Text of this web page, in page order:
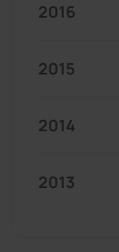
2016
2015
2014
2013